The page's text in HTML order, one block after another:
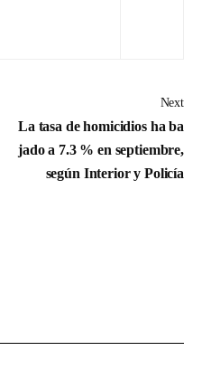
Next
La tasa de homicidios ha ba
jado a 7.3 % en septiembre,
según Interior y Policía